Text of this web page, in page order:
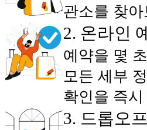
관소를 찾아
2. 온라인
예약을 몇
모든 세부
확인을 즉
3. 드롭오프